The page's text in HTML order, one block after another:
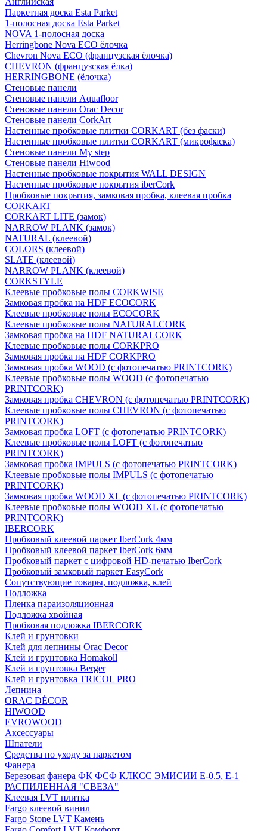
Паркетная доска Esta Parket
1-полосная доска Esta Parket
NOVA 1-полосная доска
Herringbone Nova ECO ёлочка
Chevron Nova ECO (французская ёлочка)
CHEVRON (французская ёлка)
HERRINGBONE (ёлочка)
Стеновые панели
Стеновые панели Aquafloor
Стеновые панели Orac Decor
Стеновые панели CorkArt
Настенные пробковые плитки CORKART (без фаски)
Настенные пробковые плитки CORKART (микрофаска)
Стеновые панели My step
Стеновые панели Hiwood
Настенные пробковые покрытия WALL DESIGN
Настенные пробковые покрытия iberCork
Пробковые покрытия, замковая пробка, клеевая пробка
CORKART
CORKART LITE (замок)
NARROW PLANK (замок)
NATURAL (клеевой)
COLORS (клеевой)
SLATE (клеевой)
NARROW PLANK (клеевой)
CORKSTYLE
Клеевые пробковые полы CORKWISE
Замковая пробка на HDF ECOCORK
Клеевые пробковые полы ECOCORK
Клеевые пробковые полы NATURALCORK
Замковая пробка на HDF NATURALCORK
Клеевые пробковые полы CORKPRO
Замковая пробка на HDF CORKPRO
Замковая пробка WOOD (с фотопечатью PRINTCORK)
Клеевые пробковые полы WOOD (с фотопечатью
PRINTCORK)
Замковая пробка CHEVRON (с фотопечатью PRINTCORK)
Клеевые пробковые полы CHEVRON (с фотопечатью
PRINTCORK)
Замковая пробка LOFT (с фотопечатью PRINTCORK)
Клеевые пробковые полы LOFT (с фотопечатью
PRINTCORK)
Замковая пробка IMPULS (с фотопечатью PRINTCORK)
Клеевые пробковые полы IMPULS (с фотопечатью
PRINTCORK)
Замковая пробка WOOD XL (с фотопечатью PRINTCORK)
Клеевые пробковые полы WOOD XL (с фотопечатью
PRINTCORK)
IBERCORK
Пробковый клеевой паркет IberCork 4мм
Пробковый клеевой паркет IberCork 6мм
Пробковый паркет с цифровой HD-печатью IberCork
Пробковый замковый паркет EasyCork
Сопутствующие товары, подложка, клей
Подложка
Пленка параизоляционная
Подложка хвойная
Пробковая подложка IBERCORK
Клей и грунтовки
Клей для лепнины Orac Decor
Клей и грунтовка Homakoll
Клей и грунтовка Berger
Клей и грунтовка TRICOL PRO
Лепнина
ORAC DÉCOR
HIWOOD
EVROWOOD
Аксессуары
Шпатели
Средства по уходу за паркетом
Фанера
Березовая фанера ФК ФСФ КЛКСС ЭМИСИИ Е-0.5, Е-1
РАСПИЛЕННАЯ "СВЕЗА"
Клеевая LVT плитка
Fargo клеевой винил
Fargo Stone LVT Камень